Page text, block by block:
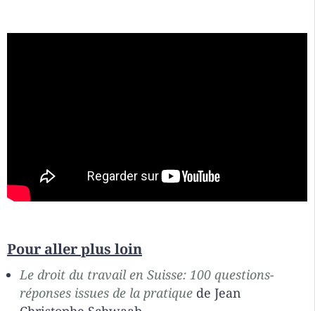
Pour aller plus loin
Le droit du travail en Suisse: 100 questions-
réponses issues de la pratique de Jean